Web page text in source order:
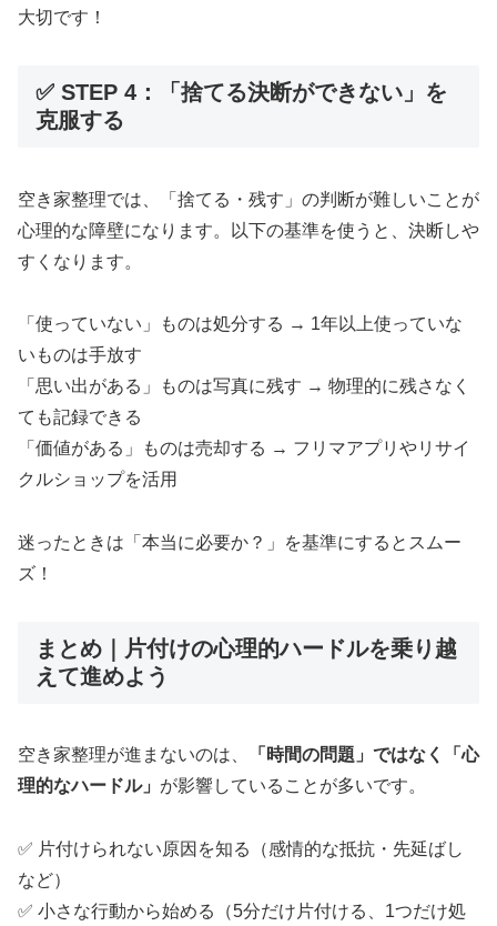
大切です！
✅ STEP 4：「捨てる決断ができない」を
克服する
空き家整理では、「捨てる・残す」の判断が難しいことが
心理的な障壁になります。以下の基準を使うと、決断しや
すくなります。
「使っていない」ものは処分する → 1年以上使っていな
いものは手放す
「思い出がある」ものは写真に残す → 物理的に残さなく
ても記録できる
「価値がある」ものは売却する → フリマアプリやリサイ
クルショップを活用
迷ったときは「本当に必要か？」を基準にするとスムー
ズ！
まとめ｜片付けの心理的ハードルを乗り越
えて進めよう
空き家整理が進まないのは、
「時間の問題」ではなく「心
理的なハードル」 が影響していることが多いです。
✅ 片付けられない原因を知る（感情的な抵抗・先延ばし
など）
✅ 小さな行動から始める（5分だけ片付ける、1つだけ処